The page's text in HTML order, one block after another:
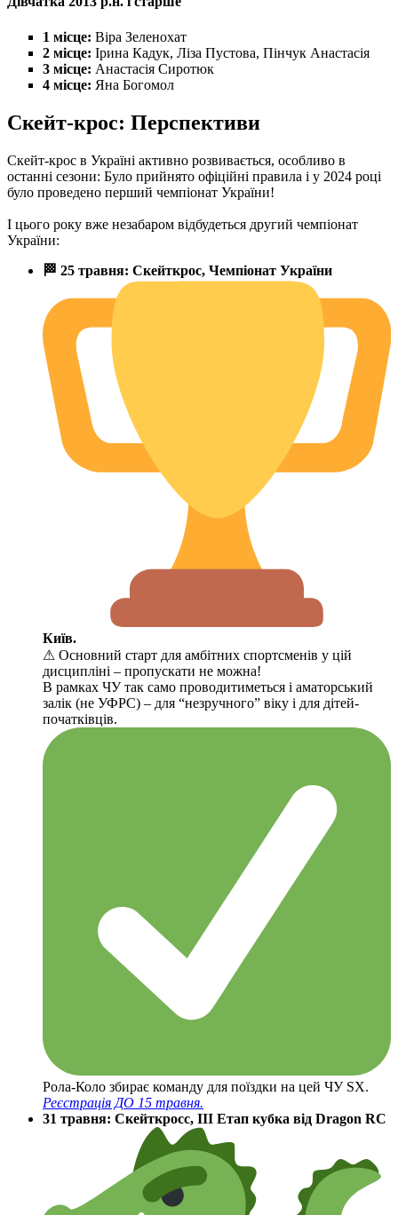
1 місце: Віра Зеленохат
2 місце: Ірина Кадук, Ліза Пустова, Пінчук Анастасія
3 місце: Анастасія Сиротюк
4 місце: Яна Богомол
Скейт-крос: Перспективи
Скейт-крос в Україні активно розвивається, особливо в
останні сезони: Було прийнято офіційні правила і у 2024 році
було проведено перший чемпіонат України!
І цього року вже незабаром відбудеться другий чемпіонат
України:
🏁 25 травня: Скейткрос, Чемпіонат України
Київ.
⚠ Основний старт для амбітних спортсменів у цій
дисципліні – пропускати не можна!
В рамках ЧУ так само проводитиметься і аматорський
залік (не УФРС) – для “незручного” віку і для дітей-
початківців.
Рола-Коло збирає команду для поїздки на цей ЧУ SX.
Реєстрація ДО 15 травня.
31 травня: Скейткросс, ІІІ Етап кубка від Dragon RC